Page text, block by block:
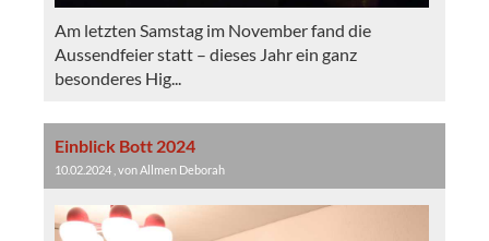
Am letzten Samstag im November fand die
Aussendfeier statt – dieses Jahr ein ganz
besonderes Hig...
Einblick Bott 2024
10.02.2024 , von Allmen Deborah